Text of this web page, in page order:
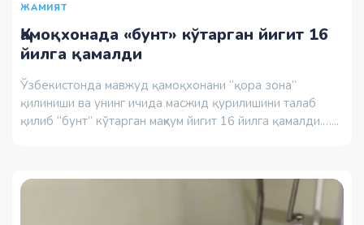
ЖАМИЯТ
Қамоқхонада «бунт» кўтарган йигит 16
йилга қамалди
Ўзбекистонда мавжуд қамоқхонани “қора зона”
қилиниши ва унинг ичида масжид қурилишини талаб
қилиб “бунт” кўтарган маҳкум йигит 16 йилга қамалди.…...